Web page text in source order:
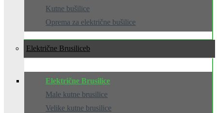
Kutne bušilice
Oprema za električne bušilice
Električne Brusilice
Električne Brusilice
Male kutne brusilice
Velike kutne brusilice